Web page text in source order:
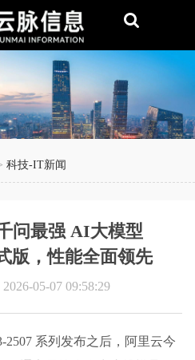
千问最强
科技-IT新闻
问最强 AI大模型
版，性能全面领先
05-07 09:58:29
2507 系列发布之后，阿里云今